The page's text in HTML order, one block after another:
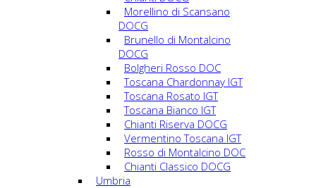
Morellino di Scansano
DOCG
Brunello di Montalcino
DOCG
Bolgheri Rosso DOC
Toscana Chardonnay IGT
Toscana Rosato IGT
Toscana Bianco IGT
Chianti Riserva DOCG
Vermentino Toscana IGT
Rosso di Montalcino DOC
Chianti Classico DOCG
Umbria